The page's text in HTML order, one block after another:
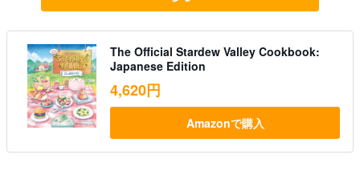
The Official Stardew Valley Cookbook:
Japanese Edition
4,620円
Amazonで購入